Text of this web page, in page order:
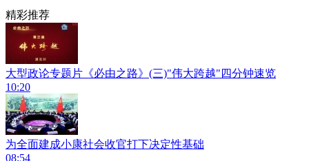
精彩推荐
大型政论专题片《必由之路》(三)"伟大跨越"四分钟速览
10:20
为全面建成小康社会收官打下决定性基础
08:54